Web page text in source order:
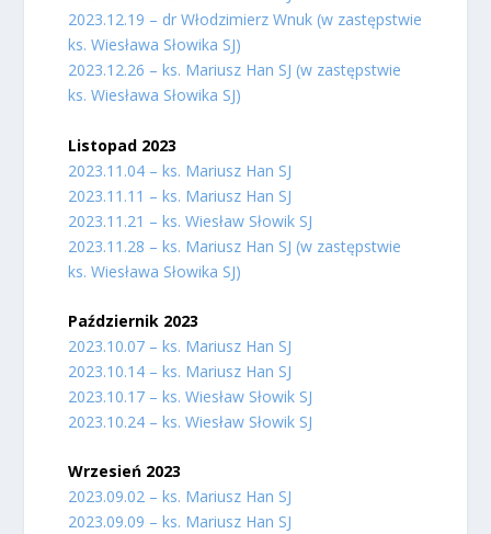
2023.12.19 – dr Włodzimierz Wnuk (w zastępstwie
ks. Wiesława Słowika SJ)
2023.12.26 – ks. Mariusz Han SJ (w zastępstwie
ks. Wiesława Słowika SJ)
Listopad 2023
2023.11.04 – ks. Mariusz Han SJ
2023.11.11 – ks. Mariusz Han SJ
2023.11.21 – ks. Wiesław Słowik SJ
2023.11.28 – ks. Mariusz Han SJ (w zastępstwie
ks. Wiesława Słowika SJ)
Październik 2023
2023.10.07 – ks. Mariusz Han SJ
2023.10.14 – ks. Mariusz Han SJ
2023.10.17 – ks. Wiesław Słowik SJ
2023.10.24 – ks. Wiesław Słowik SJ
Wrzesień 2023
2023.09.02 – ks. Mariusz Han SJ
2023.09.09 – ks. Mariusz Han SJ